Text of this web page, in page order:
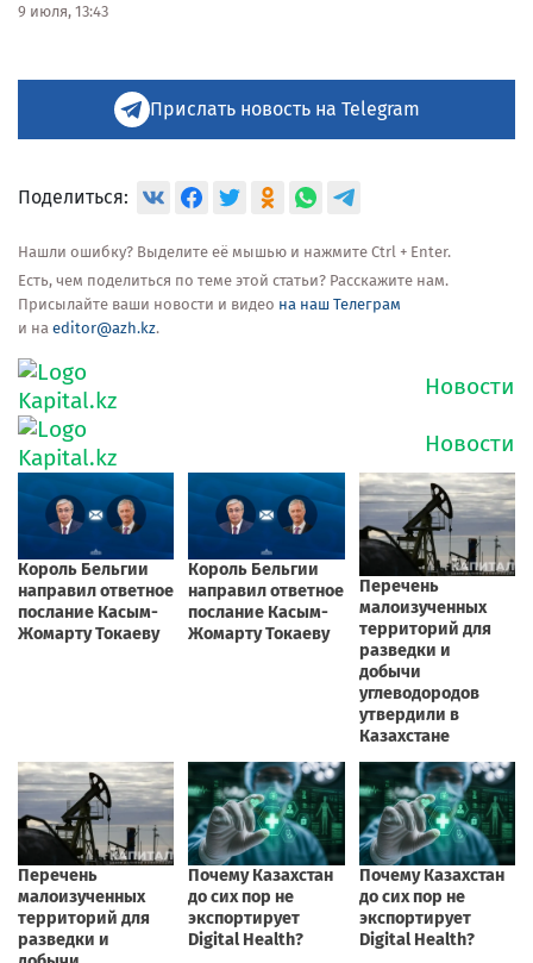
9 июля, 13:43
Прислать новость на Telegram
Поделиться:
Нашли ошибку? Выделите её мышью и нажмите Ctrl + Enter.
Есть, чем поделиться по теме этой статьи? Расскажите нам.
Присылайте ваши новости и видео на наш Телеграм
и на editor@azh.kz.